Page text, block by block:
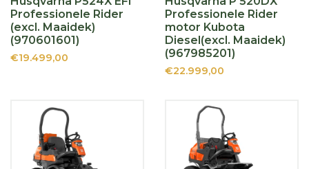
Professionele Rider
(excl. Maaidek)
(970601601)
€19.499,00
Professionele Rider
motor Kubota
Diesel(excl. Maaidek)
(967985201)
€22.999,00